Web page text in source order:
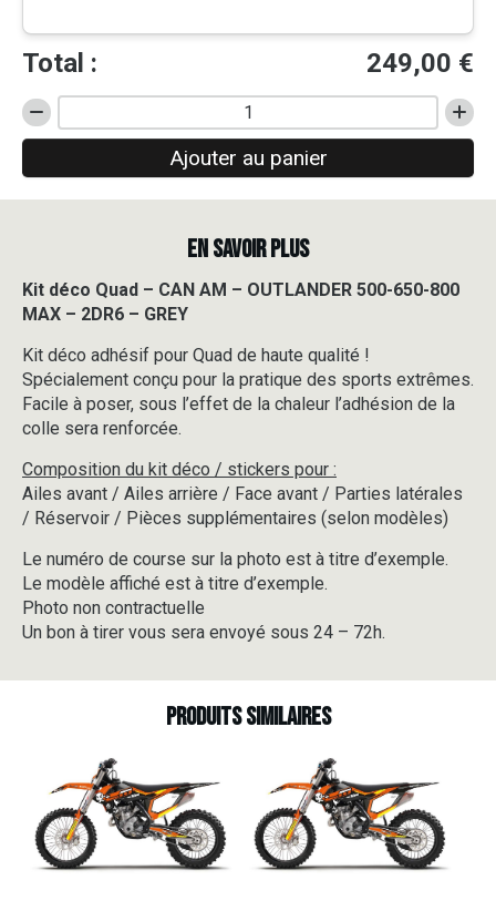
Total : 249,00 €
quantité
de
déco
Quad
-
OUTLANDER
650-
800
MAX
-
2DR6
-
GREY
Ajouter au panier
EN SAVOIR PLUS
Kit déco Quad – CAN AM – OUTLANDER 500-650-800
MAX – 2DR6 – GREY
Kit déco adhésif pour Quad de haute qualité !
Spécialement conçu pour la pratique des sports extrêmes.
Facile à poser, sous l’effet de la chaleur l’adhésion de la
colle sera renforcée.
Composition du kit déco / stickers pour :
Ailes avant / Ailes arrière / Face avant / Parties latérales
/ Réservoir / Pièces supplémentaires (selon modèles)
Le numéro de course sur la photo est à titre d’exemple.
Le modèle affiché est à titre d’exemple.
Photo non contractuelle
Un bon à tirer vous sera envoyé sous 24 – 72h.
Produits similaires